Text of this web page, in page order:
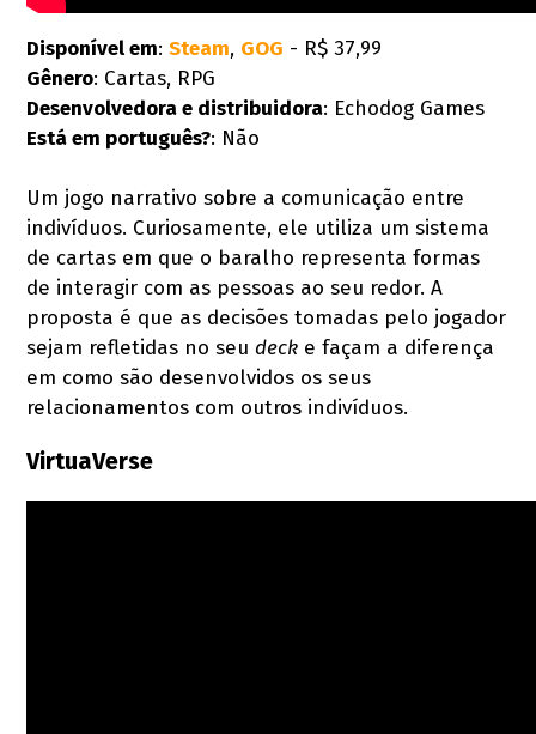
Disponível em:Steam, GOG - R$ 37,99
Gênero: Cartas, RPG
Desenvolvedora e distribuidora: Echodog Games
Está em português?: Não
Um jogo narrativo sobre a comunicação entre
indivíduos. Curiosamente, ele utiliza um sistema
de cartas em que o baralho representa formas
de interagir com as pessoas ao seu redor. A
proposta é que as decisões tomadas pelo jogador
sejam refletidas no seudeck e façam a diferença
em como são desenvolvidos os seus
relacionamentos com outros indivíduos.
VirtuaVerse